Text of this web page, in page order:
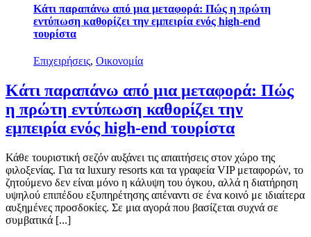
Κάτι παραπάνω από μια μεταφορά: Πώς η πρώτη
εντύπωση καθορίζει την εμπειρία ενός high-end
τουρίστα
Επιχειρήσεις, Οικονομία
Κάτι παραπάνω από μια μεταφορά: Πώς
η πρώτη εντύπωση καθορίζει την
εμπειρία ενός high-end τουρίστα
Κάθε τουριστική σεζόν αυξάνει τις απαιτήσεις στον χώρο της
φιλοξενίας. Για τα luxury resorts και τα γραφεία VIP μεταφορών, το
ζητούμενο δεν είναι μόνο η κάλυψη του όγκου, αλλά η διατήρηση
υψηλού επιπέδου εξυπηρέτησης απέναντι σε ένα κοινό με ιδιαίτερα
αυξημένες προσδοκίες. Σε μια αγορά που βασίζεται συχνά σε
συμβατικά [...]